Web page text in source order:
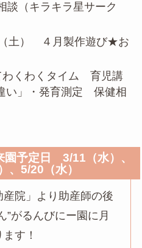
談（キラキラ星サーク
（土） ４月製作遊び★お
わくわくタイム 育児講
い」・発育測定 保健相
園予定日 3/11（水）、
、5/20（水）
院」より助産師の後
”がるんびにー園に月
す！